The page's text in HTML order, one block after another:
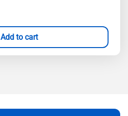
Add to cart